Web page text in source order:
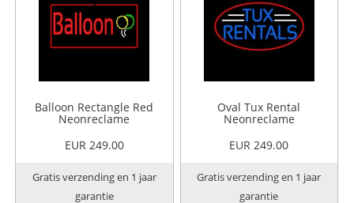
Balloon Rectangle Red
Neonreclame
EUR 249.00
Gratis verzending en 1 jaar
garantie
Oval Tux Rental
Neonreclame
EUR 249.00
Gratis verzending en 1 jaar
garantie